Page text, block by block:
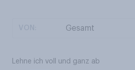
Lehne ich voll und ganz ab